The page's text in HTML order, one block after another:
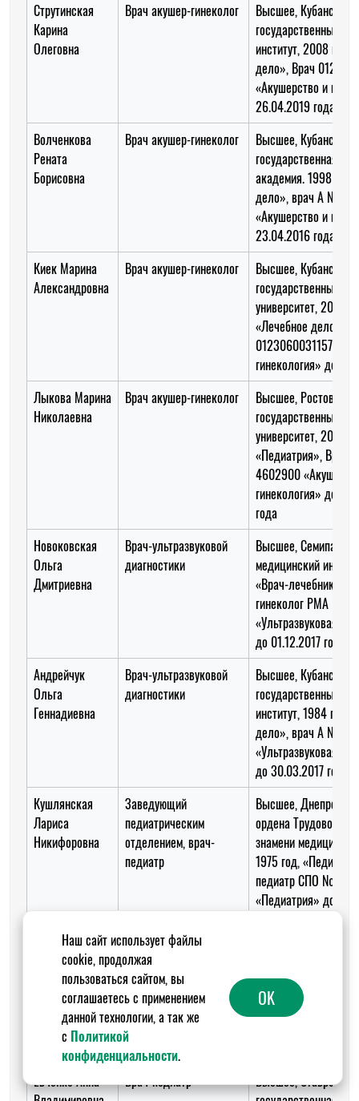
Струтинская
Карина
Олеговна
Врач акушер-гинеколог
Высшее, Кубанский
государственный
институт, 2008 год,
дело», Врач
«Акушерство и
26.04.2019 года
Волченкова
Рената
Борисовна
Врач акушер-гинеколог
Высшее, Кубанская
государственная
академия. 1998 год,
дело», врач А №
«Акушерство и
23.04.2016 года
Киек Марина
Александровна
Врач акушер-гинеколог
Высшее, Кубанский
государственный
университет, 2013
«Лечебное дело»,
0123060031157
гинекология» до
Лыкова Марина
Николаевна
Врач акушер-гинеколог
Высшее, Ростовский
государственный
университет, 2009
«Педиатрия», Врач
4602900
гинекология» до
года
Новоковская
Ольга
Дмитриевна
Врач-ультразвуковой
диагностики
Высшее,
медицинский
«Врач-лечебник»,
гинеколог РМА №
«Ультразвуковая
до 01.12.2017 года
Андрейчук
Ольга
Геннадиевна
Врач-ультразвуковой
диагностики
Высшее, Кубанский
государственный
институт, 1984
дело», врач А №
«Ультразвуковая
до 30.03.2017 года.
Кушлянская
Лариса
Никифоровна
Заведующий
педиатрическим
отделением, врач-
педиатр
Высшее,
ордена Трудового
знамени
1975 год,
педиатр СПО №
«Педиатрия» до
Павлова Лилия
Борисовна
Врач-педиатр
Красной армии, 1981
«Педиатрия», Врач-
Евченко Анна
Врач-педиатр
Высшее,
Наш сайт использует файлы
cookie, продолжая
пользоваться сайтом, вы
соглашаетесь с применением
данной технологии, а так же
с Политикой
конфиденциальности.
OK